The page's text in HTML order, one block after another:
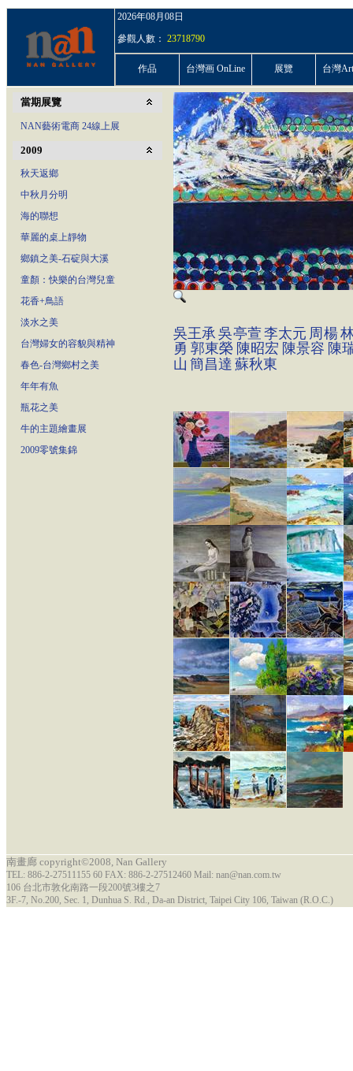
2026年08月08日
參觀人數： 23718790
作品 台灣画 OnLine 展覽 台灣
當期展覽
NAN藝術電商 24線上展
2009
秋天返鄉
中秋月分明
海的聯想
華麗的桌上靜物
鄉鎮之美-石碇與大溪
童顏：快樂的台灣兒童
花香+鳥語
淡水之美
台灣婦女的容貌與精神
春色-台灣鄉村之美
年年有魚
瓶花之美
牛的主題繪畫展
2009零號集錦
吳王承 吳亭萱李太元 周楊
勇 郭東榮 陳昭宏 陳景容 陳
山 簡昌達 蘇秋東
南畫廊 copyright©2008, Nan Gallery
TEL: 886-2-27511155 60 FAX: 886-2-27512460 Mail: nan@nan.com.tw
106 台北市敦化南路一段200號3樓之7
3F.-7, No.200, Sec. 1, Dunhua S. Rd., Da-an District, Taipei City 106, Taiwan (R.O.C.)